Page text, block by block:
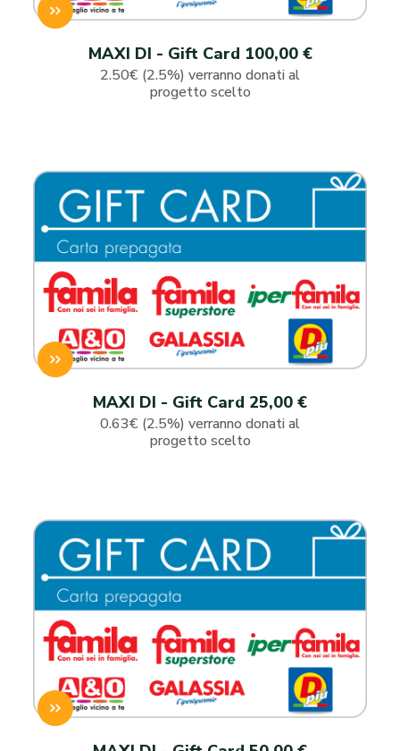
MAXI DI - Gift Card 100,00 €
2.50€ (2.5%) verranno donati al
progetto scelto
MAXI DI - Gift Card 25,00 €
0.63€ (2.5%) verranno donati al
progetto scelto